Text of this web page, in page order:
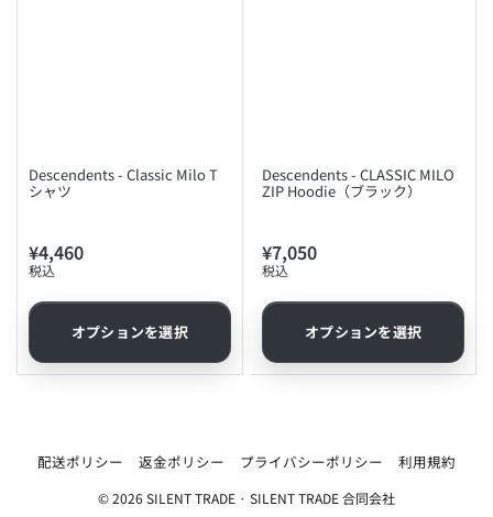
Descendents - Classic Milo T
シャツ
通
常
価
¥4,460
税込
オプションを選択
Descendents - CLASSIC MILO
ZIP Hoodie（ブラック）
通
常
価
¥7,050
税込
オプションを選択
配送ポリシー 返金ポリシー プライバシーポリシー 利用規約
© 2026SILENT TRADE · SILENT TRADE 合同会社